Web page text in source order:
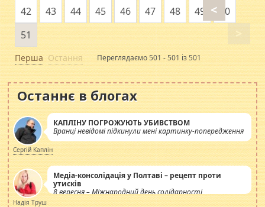
Перша
<
42 43 44 45 46 47 48 49
50
51
>
Остання Переглядаємо 501 - 501 із 501
Останнє в блогах
КАПЛІНУ ПОГРОЖУЮТЬ УБИВСТВОМ
Вранці невідомі підкинули мені картинку-попередження
Сергій Каплін
Медіа-консолідація у Полтаві – рецепт проти
утисків
8 вересня – Міжнародний день солідарності
журналістів.
Надія Труш